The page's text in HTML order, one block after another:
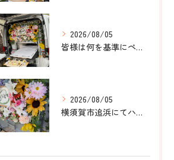
2026/08/05
皆様は何を基準にペット葬儀社を選びますか？
2026/08/05
横須賀市追浜にてハムスターのみかんちゃんのペット火葬のお手伝...